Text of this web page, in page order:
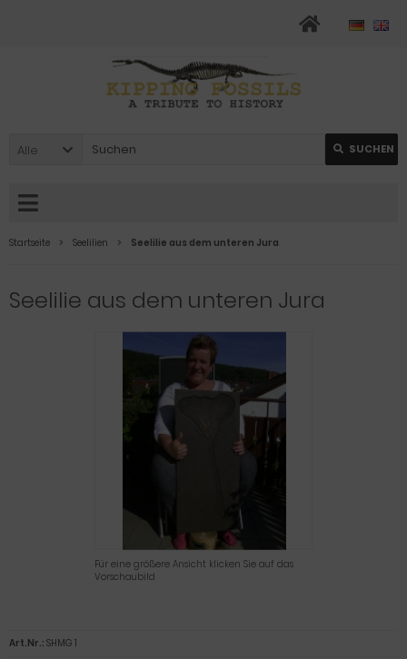
Alle SUCHEN
Startseite Seelilien Seelilie aus dem unteren Jura
Seelilie aus dem unteren Jura
Für eine größere Ansicht klicken Sie auf das
Vorschaubild
Art.Nr.: SHMG 1